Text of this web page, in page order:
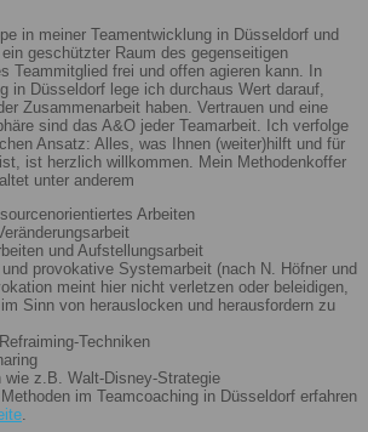
in meiner Teamentwicklung in Düsseldorf und
geschützter Raum des gegenseitigen
Teammitglied frei und offen agieren kann. In
in Düsseldorf lege ich durchaus Wert darauf,
Zusammenarbeit haben. Vertrauen und eine
sind das A&O jeder Teamarbeit. Ich verfolge
Ansatz: Alles, was Ihnen (weiter)hilft und für
ist herzlich willkommen. Mein Methodenkoffer
unter anderem
Arbeiten
und Aufstellungsarbeit
provokative Systemarbeit (nach N. Höfner und
meint hier nicht verletzen oder beleidigen,
Sinn von herauslocken und herausfordern zu
Techniken
wie z.B. Walt-Disney-Strategie
im Teamcoaching in Düsseldorf erfahren
.